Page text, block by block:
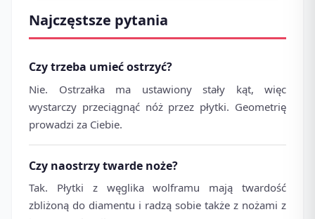
Najczęstsze pytania
Czy trzeba umieć ostrzyć?
Nie. Ostrzałka ma ustawiony stały kąt, więc
wystarczy przeciągnąć nóż przez płytki. Geometrię
prowadzi za Ciebie.
Czy naostrzy twarde noże?
Tak. Płytki z węglika wolframu mają twardość
zbliżoną do diamentu i radzą sobie także z nożami z